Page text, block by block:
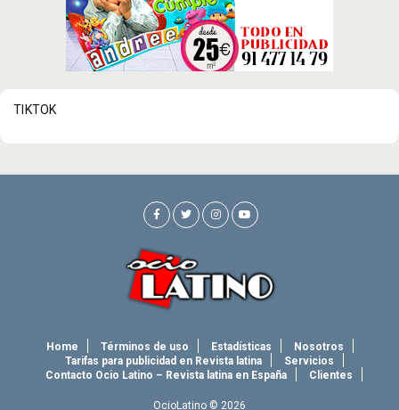
TIKTOK
Home Términos de uso Estadísticas
Nosotros
Tarifas para publicidad en Revista latina
Servicios
Contacto Ocio Latino – Revista latina en España
Clientes
OcioLatino © 2026